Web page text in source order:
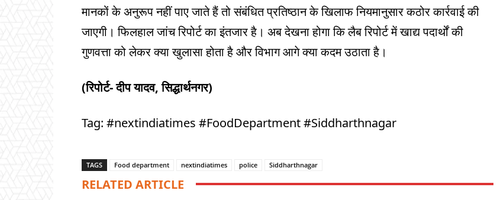
मानकों के अनुरूप नहीं पाए जाते हैं तो संबंधित प्रतिष्ठान के खिलाफ नियमानुसार कठोर कार्रवाई की
जाएगी। फिलहाल जांच रिपोर्ट का इंतजार है। अब देखना होगा कि लैब रिपोर्ट में खाद्य पदार्थों की
गुणवत्ता को लेकर क्या खुलासा होता है और विभाग आगे क्या कदम उठाता है।
(रिपोर्ट- दीप यादव, सिद्धार्थनगर)
Tag: #nextindiatimes #FoodDepartment #Siddharthnagar
TAGS Food department nextindiatimes police Siddharthnagar
RELATED ARTICLE